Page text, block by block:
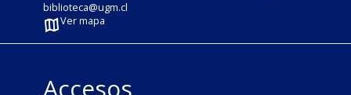
biblioteca@ugm.cl
Ver mapa